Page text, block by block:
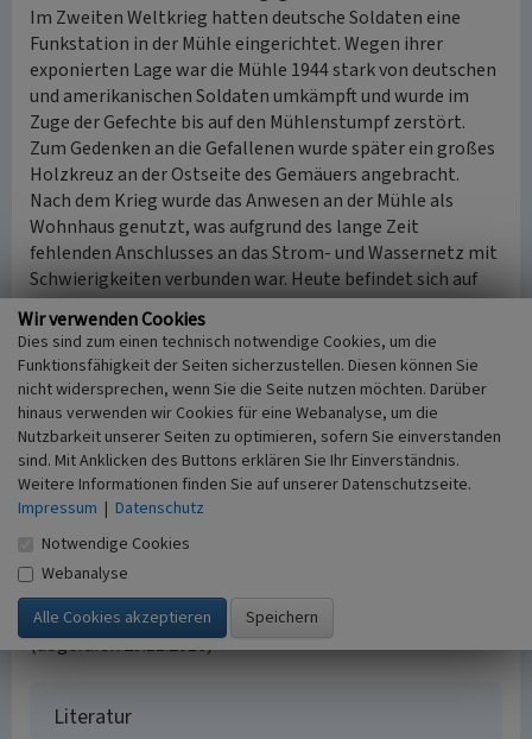
Im Zweiten Weltkrieg hatten deutsche Soldaten eine
Funkstation in der Mühle eingerichtet. Wegen ihrer
exponierten Lage war die Mühle 1944 stark von deutschen
und amerikanischen Soldaten umkämpft und wurde im
Zuge der Gefechte bis auf den Mühlenstumpf zerstört.
Zum Gedenken an die Gefallenen wurde später ein großes
Holzkreuz an der Ostseite des Gemäuers angebracht.
Nach dem Krieg wurde das Anwesen an der Mühle als
Wohnhaus genutzt, was aufgrund des lange Zeit
fehlenden Anschlusses an das Strom- und Wassernetz mit
Schwierigkeiten verbunden war. Heute befindet sich auf
dem Anwesen eine Tierpension.
Baudenkmal
Die Mühlenruine wurde am 16. Januar 1991 als „Mühle aus
Backstein in Setterich, Settericher Mühle“ durch die Stadt
Baesweiler als Baudenkmal (lfd. Nr. 18) unter Schutz
gestellt.
(Stephanie Scheffler, LVR-Abteilung Landschaftliche
Kulturpflege, 2016)
Internet
www.baesweiler.de: Denkmalliste der Stadt Baesweiler
(abgerufen 29.11.2016)
Literatur
Wir verwenden Cookies
Dies sind zum einen technisch notwendige Cookies, um die
Funktionsfähigkeit der Seiten sicherzustellen. Diesen können Sie
nicht widersprechen, wenn Sie die Seite nutzen möchten. Darüber
hinaus verwenden wir Cookies für eine Webanalyse, um die
Nutzbarkeit unserer Seiten zu optimieren, sofern Sie einverstanden
sind. Mit Anklicken des Buttons erklären Sie Ihr Einverständnis.
Weitere Informationen finden Sie auf unserer Datenschutzseite.
Impressum | Datenschutz
Notwendige Cookies
Webanalyse